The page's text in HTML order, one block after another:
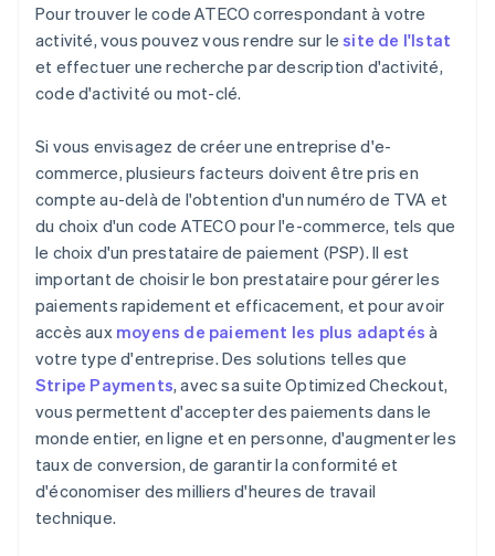
Pour trouver le code ATECO correspondant à votre
activité, vous pouvez vous rendre sur lesite de l'Istat
et effectuer une recherche par description d'activité,
code d'activité ou mot-clé.
Si vous envisagez de créer une entreprise d'e-
commerce, plusieurs facteurs doivent être pris en
compte au-delà de l'obtention d'un numéro de TVA et
du choix d'un code ATECO pour l'e-commerce, tels que
le choix d'un prestataire de paiement (PSP). Il est
important de choisir le bon prestataire pour gérer les
paiements rapidement et efficacement, et pour avoir
accès aux moyens de paiement les plus adaptés à
votre type d'entreprise. Des solutions telles que
Stripe Payments, avec sa suite Optimized Checkout,
vous permettent d'accepter des paiements dans le
monde entier, en ligne et en personne, d'augmenter les
taux de conversion, de garantir la conformité et
d'économiser des milliers d'heures de travail
technique.